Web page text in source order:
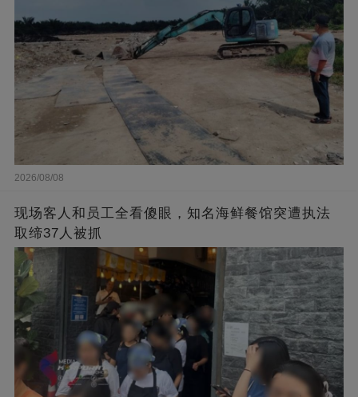
2026/08/08
现场客人和员工全看傻眼，知名海鲜餐馆突遭执法
取缔37人被抓